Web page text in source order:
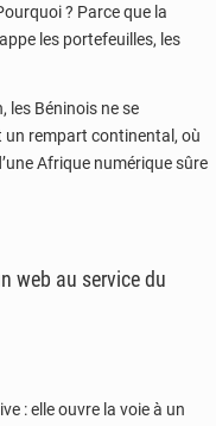
? Parce que la
les portefeuilles, les
les Béninois ne se
un rempart continental, où
Afrique numérique sûre
web au service du
: elle ouvre la voie à un